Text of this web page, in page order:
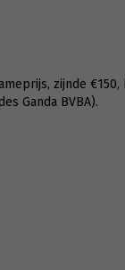
zijnde €150,
Ganda BVBA).